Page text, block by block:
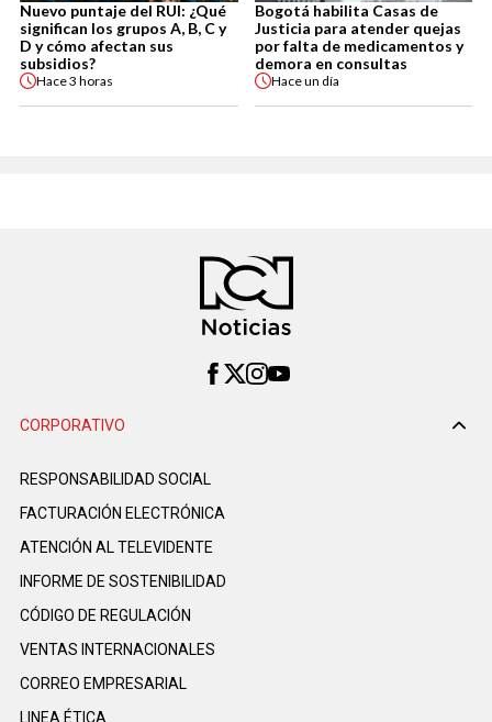
Nuevo puntaje del RUI: ¿Qué
significan los grupos A, B, C y
D y cómo afectan sus
subsidios?
Hace3 horas
Bogotá habilita Casas de
Justicia para atender quejas
por falta de medicamentos y
demora en consultas
Haceun día
CORPORATIVO
RESPONSABILIDAD SOCIAL
FACTURACIÓN ELECTRÓNICA
ATENCIÓN AL TELEVIDENTE
INFORME DE SOSTENIBILIDAD
CÓDIGO DE REGULACIÓN
VENTAS INTERNACIONALES
CORREO EMPRESARIAL
LINEA ÉTICA